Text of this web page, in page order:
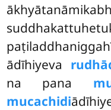
ādīhiyeva
na pana
mucachidi